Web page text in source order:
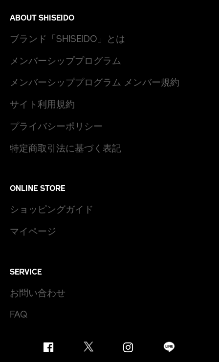
ABOUT SHISEIDO
ブランド「SHISEIDO」とは
メンバーシッププログラム
メンバーシッププログラム メンバー規約
サイト利用規約
プライバシーポリシー
特定商取引法に基づく表記
ONLINE STORE
ショッピングガイド
マイページ
SERVICE
お問い合わせ
FAQ